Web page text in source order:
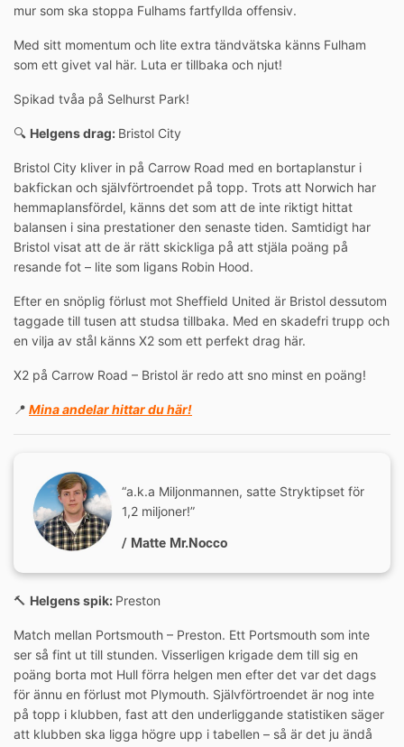
mur som ska stoppa Fulhams fartfyllda offensiv.
Med sitt momentum och lite extra tändvätska känns Fulham
som ett givet val här. Luta er tillbaka och njut!
Spikad tvåa på Selhurst Park!
🔍 Helgens drag: Bristol City
Bristol City kliver in på Carrow Road med en bortaplanstur i
bakfickan och självförtroendet på topp. Trots att Norwich har
hemmaplansfördel, känns det som att de inte riktigt hittat
balansen i sina prestationer den senaste tiden. Samtidigt har
Bristol visat att de är rätt skickliga på att stjäla poäng på
resande fot – lite som ligans Robin Hood.
Efter en snöplig förlust mot Sheffield United är Bristol dessutom
taggade till tusen att studsa tillbaka. Med en skadefri trupp och
en vilja av stål känns X2 som ett perfekt drag här.
X2 på Carrow Road – Bristol är redo att sno minst en poäng!
📍 Mina andelar hittar du här!
“a.k.a Miljonmannen, satte Stryktipset för
1,2 miljoner!”
/ Matte Mr.Nocco
🔨 Helgens spik: Preston
Match mellan Portsmouth – Preston. Ett Portsmouth som inte
ser så fint ut till stunden. Visserligen krigade dem till sig en
poäng borta mot Hull förra helgen men efter det var det dags
för ännu en förlust mot Plymouth. Självförtroendet är nog inte
på topp i klubben, fast att den underliggande statistiken säger
att klubben ska ligga högre upp i tabellen – så är det ju ändå